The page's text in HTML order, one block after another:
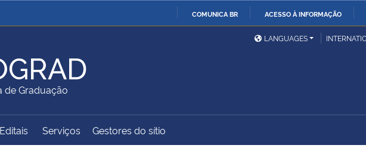
COMUNICA BR ACESSO À INFORMAÇÃO
Ministério da Justiça e
Ministério da Defesa
Ministério das Relações
Exteriores
Ministério da Educação
Ministério do Turismo
Ministério do
LANGUAGES
de Graduação
Sítio
Editais Serviços Gestores do sítio